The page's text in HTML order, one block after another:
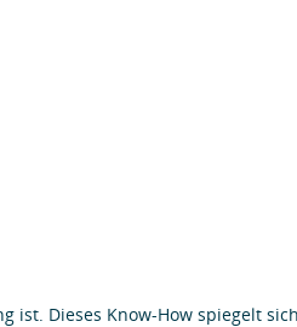
ist. Dieses Know-How spiegelt